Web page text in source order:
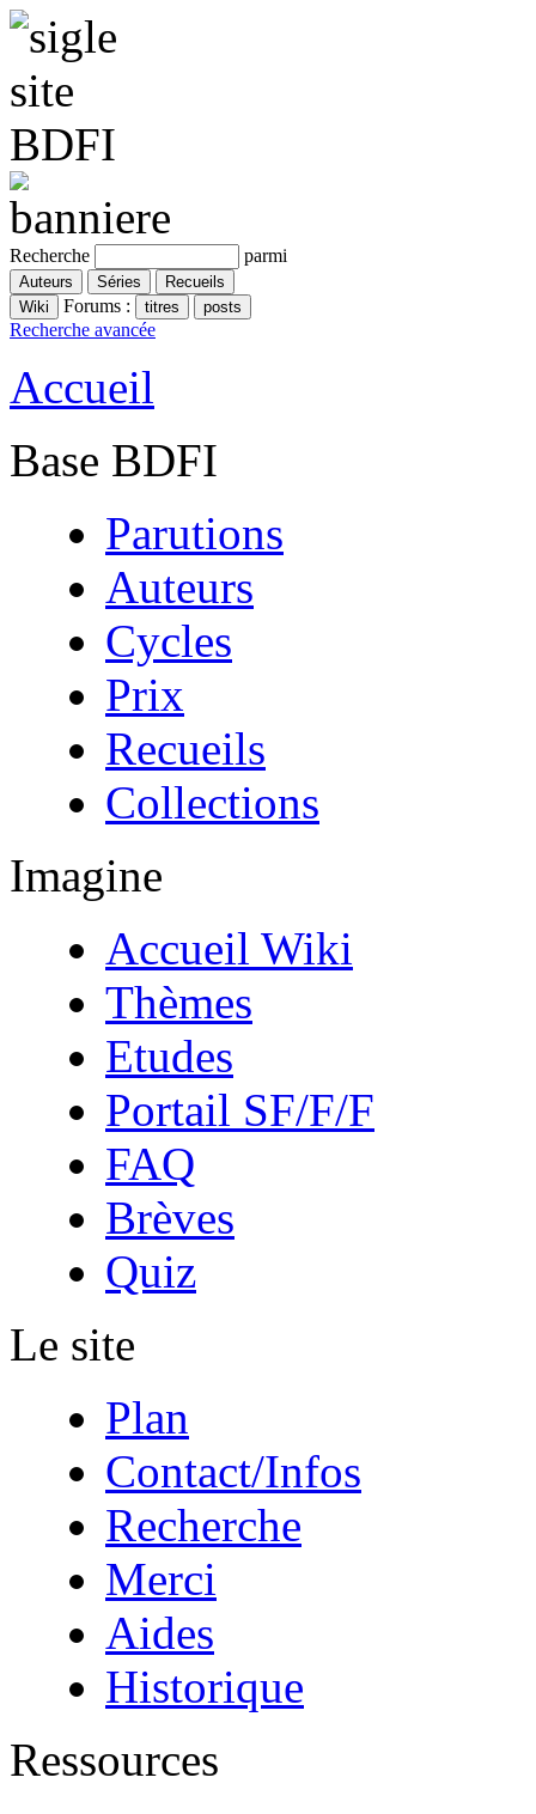
Recherche parmi
Forums :
Recherche avancée
Accueil
Base BDFI
Parutions
Auteurs
Cycles
Prix
Recueils
Collections
Imagine
Accueil Wiki
Thèmes
Etudes
Portail SF/F/F
FAQ
Brèves
Quiz
Le site
Plan
Contact/Infos
Recherche
Merci
Aides
Historique
Ressources